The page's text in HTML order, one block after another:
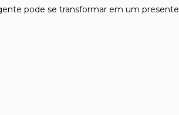
pode se transformar em um